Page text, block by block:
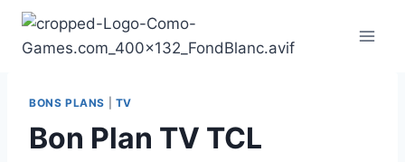
Aller
contenu
BONS PLANS TV
Bon Plan TV TCL